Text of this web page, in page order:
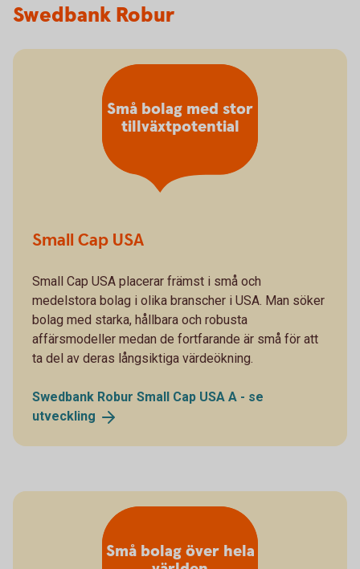
Swedbank Robur
Small Cap USA
Small Cap USA placerar främst i små och
medelstora bolag i olika branscher i USA. Man söker
bolag med starka, hållbara och robusta
affärsmodeller medan de fortfarande är små för att
ta del av deras långsiktiga värdeökning.
Swedbank Robur Small Cap USA A - se
utveckling
Små bolag med stor
tillväxtpotential
Små bolag över hela